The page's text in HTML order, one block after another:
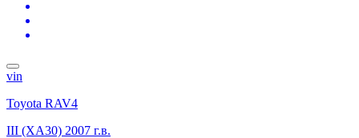
vin
Toyota RAV4
III (XA30) 2007 г.в.